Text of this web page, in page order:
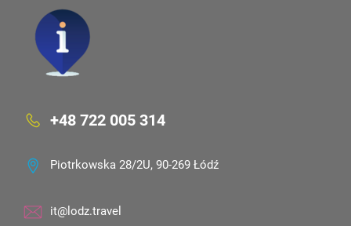
+48 722 005 314
Piotrkowska 28/2U, 90-269 Łódź
it@lodz.travel